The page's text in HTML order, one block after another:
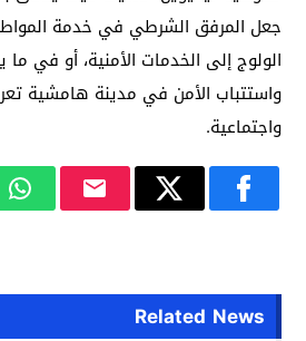
جعل المرفق الشرطي في خدمة
الولوج إلى الخدمات الأمنية، أو في ما
واستتباب الأمن في مدينة هامشية
واجتماعية.
Related News